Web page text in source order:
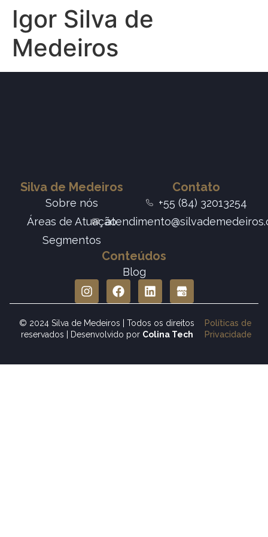
Igor Silva de
Medeiros
Silva de Medeiros
Sobre nós
Áreas de Atuação
Segmentos
Contato
+55 (84) 32013254
Conteúdos
Blog
© 2024 Silva de Medeiros | Todos os direitos
reservados |
Desenvolvido por Colina Tech
Políticas de
Privacidade